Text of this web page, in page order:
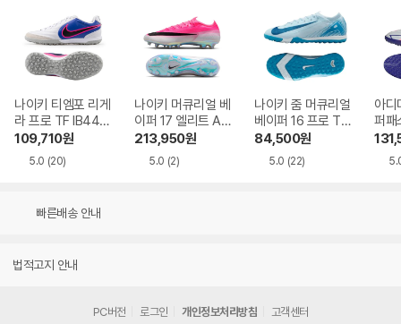
나이키 티엠포 리게
라 프로 TF IB447
7-146
109,710원
5.0 (20)
나이키 머큐리얼 베
이퍼 17 엘리트 AG
PRO IM5806-90
213,950원
5.0 (2)
나이키 줌 머큐리얼
베이퍼 16 프로 TF
FQ8687-400
84,500원
5.0 (22)
아디
퍼패
빠른배송 안내
법적고지 안내
PC버전 로그인 개인정보처리방침 고객센터